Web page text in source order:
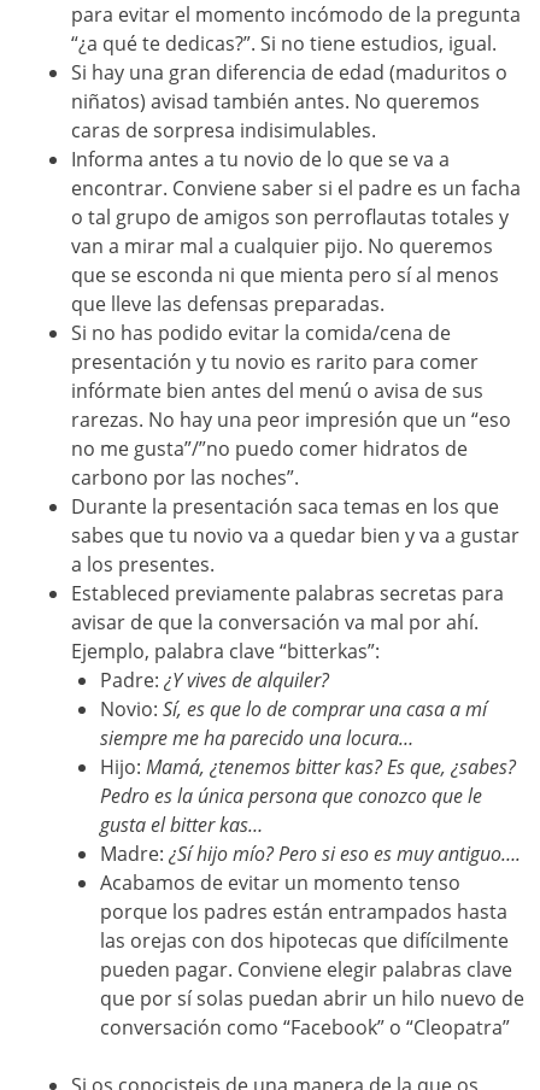
para evitar el momento incómodo de la pregunta
“¿a qué te dedicas?”. Si no tiene estudios, igual.
Si hay una gran diferencia de edad (maduritos o
niñatos) avisad también antes. No queremos
caras de sorpresa indisimulables.
Informa antes a tu novio de lo que se va a
encontrar. Conviene saber si el padre es un facha
o tal grupo de amigos son perroflautas totales y
van a mirar mal a cualquier pijo. No queremos
que se esconda ni que mienta pero sí al menos
que lleve las defensas preparadas.
Si no has podido evitar la comida/cena de
presentación y tu novio es rarito para comer
infórmate bien antes del menú o avisa de sus
rarezas. No hay una peor impresión que un “eso
no me gusta”/”no puedo comer hidratos de
carbono por las noches”.
Durante la presentación saca temas en los que
sabes que tu novio va a quedar bien y va a gustar
a los presentes.
Estableced previamente palabras secretas para
avisar de que la conversación va mal por ahí.
Ejemplo, palabra clave “bitterkas”:
Padre: ¿Y vives de alquiler?
Novio: Sí, es que lo de comprar una casa a mí
siempre me ha parecido una locura…
Hijo: Mamá, ¿tenemos bitter kas? Es que, ¿sabes?
Pedro es la única persona que conozco que le
gusta el bitter kas…
Madre: ¿Sí hijo mío? Pero si eso es muy antiguo….
Acabamos de evitar un momento tenso
porque los padres están entrampados hasta
las orejas con dos hipotecas que difícilmente
pueden pagar. Conviene elegir palabras clave
que por sí solas puedan abrir un hilo nuevo de
conversación como “Facebook” o “Cleopatra”